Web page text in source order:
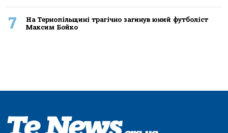
7
На Тернопільщині трагічно загинув юний футболіст
Максим Бойко